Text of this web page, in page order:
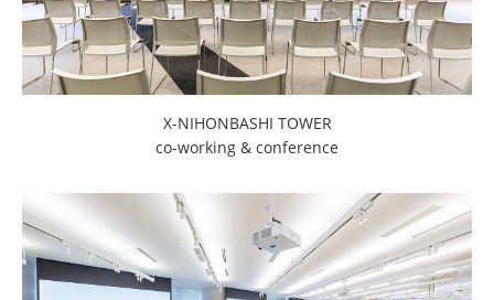
X-NIHONBASHI TOWER
co-working & conference